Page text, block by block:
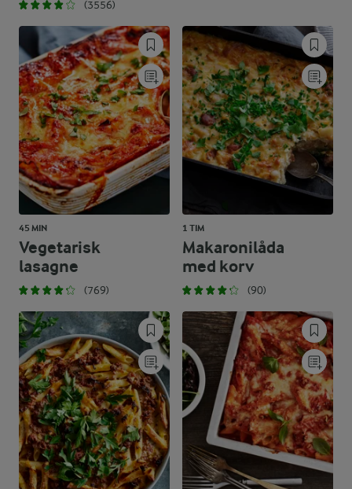
(3556)
45 MIN
Vegetarisk
lasagne
(769)
1 TIM
Makaronilåda
med korv
(90)